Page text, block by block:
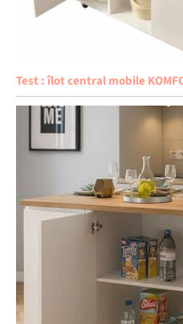
Test : îlot central mobile